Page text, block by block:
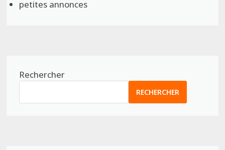
petites annonces
Rechercher
RECHERCHER